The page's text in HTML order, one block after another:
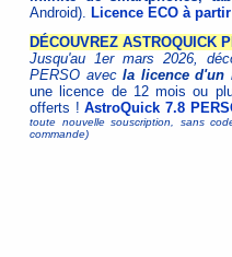
Android). Licence ECO à
DÉCOUVREZ ASTROQUICK
Jusqu'au 1er mars 2026,
PERSO avec la licence d'un
une licence de 12 mois ou
offerts !AstroQuick 7.8
toute nouvelle souscription, sans
commande)